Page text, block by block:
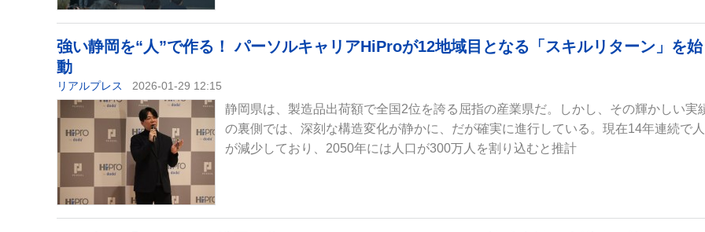
強い静岡を“人”で作る！ パーソルキャリアHiProが12地域目となる「スキルリターン」を始
動
リアルプレス 2026-01-29 12:15
静岡県は、製造品出荷額で全国2位を誇る屈指の産業県だ。しかし、その輝かしい実
の裏側では、深刻な構造変化が静かに、だが確実に進行している。現在14年連続で
が減少しており、2050年には人口が300万人を割り込むと推計